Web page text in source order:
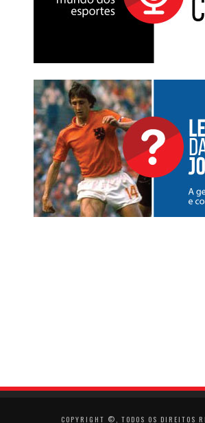
COPYRIGHT ©, TODOS OS DIREITOS